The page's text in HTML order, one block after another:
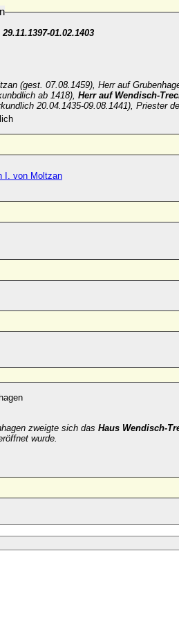
01.02.1403
(gest. 07.08.1459), Herr auf
ab 1418), Herr auf Wendisch-
20.04.1435-09.08.1441), Priester
I. von Moltzan
zweigte sich das Haus Wendisch-
wurde.